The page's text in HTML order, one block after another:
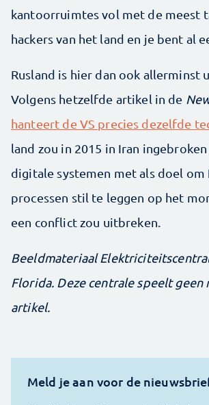
kantoorruimtes vol met de meest
hackers van het land en je bent al
Rusland is hier dan ook allerminst
Volgens hetzelfde artikel in de
hanteert de VS precies dezelfde
land zou in 2015 in Iran
digitale systemen met als doel om
processen stil te leggen op het
een conflict zou uitbreken.
Beeldmateriaal
Florida. Deze centrale speelt geen
artikel.
Meld je aan voor de